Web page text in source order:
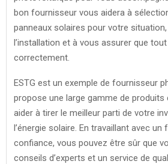
bon fournisseur vous aidera à
panneaux solaires pour votre
l’installation et à vous assurer que
correctement.
ESTG est un exemple de fournisseur
propose une large gamme de
aider à tirer le meilleur parti de votre
l’énergie solaire. En travaillant avec un
confiance, vous pouvez être sûr que
conseils d’experts et un service de